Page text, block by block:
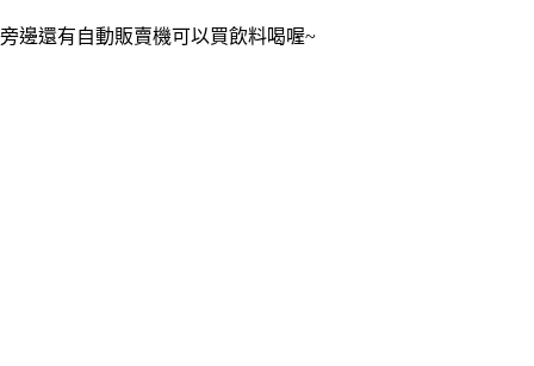
旁邊還有自動販賣機可以買飲料喝喔~